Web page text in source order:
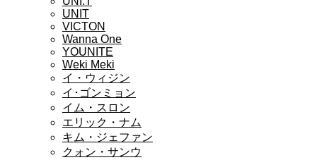
UNIT
VICTON
Wanna One
YOUNITE
Weki Meki
イ・ウィジン
イ･ゴンミョン
イム・スロン
エリック・ナム
キム・ジェファン
クォン・サンウ